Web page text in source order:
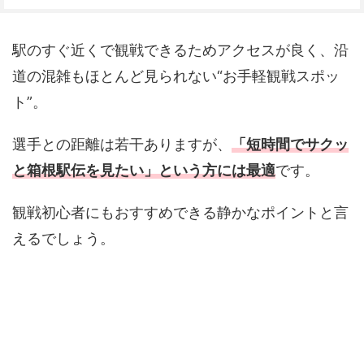
駅のすぐ近くで観戦できるためアクセスが良く、沿
道の混雑もほとんど見られない“お手軽観戦スポッ
ト”。
選手との距離は若干ありますが、 「短時間でサクッ
と箱根駅伝を見たい」という方には最適です。
観戦初心者にもおすすめできる静かなポイントと言
えるでしょう。